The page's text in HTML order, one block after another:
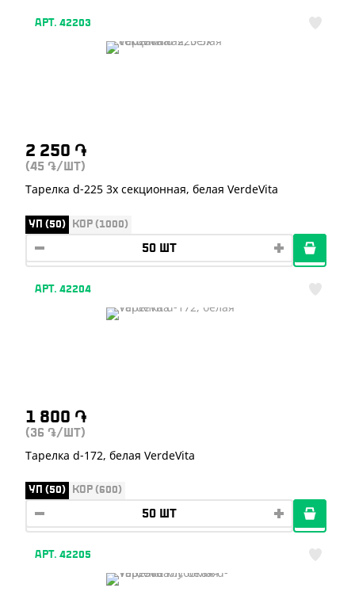
АРТ. 42203
2 250 ֏
(45 ֏/ШТ)
Тарелка d-225 3х секционная, белая VerdeVita
УП (50) КОР (1000)
АРТ. 42204
1 800 ֏
(36 ֏ /ШТ)
Тарелка d-172, белая VerdeVita
УП (50) КОР (600)
АРТ. 42205